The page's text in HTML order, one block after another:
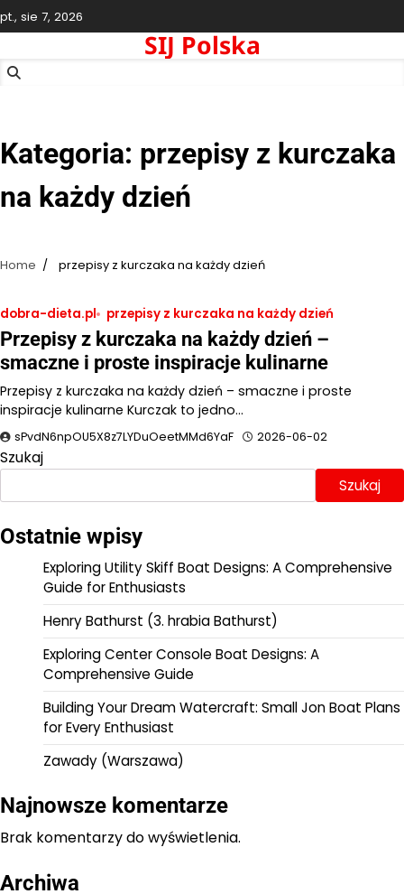
Skip
to
pt., sie 7, 2026
SIJ Polska
Kategoria: przepisy z kurczaka
na każdy dzień
Home przepisy z kurczaka na każdy dzień
dobra-dieta.pl przepisy z kurczaka na każdy dzień
Przepisy z kurczaka na każdy dzień –
smaczne i proste inspiracje kulinarne
Przepisy z kurczaka na każdy dzień – smaczne i proste
inspiracje kulinarne Kurczak to jedno…
sPvdN6npOU5X8z7LYDuOeetMMd6YaF 2026-06-02
Szukaj
Szukaj
Ostatnie wpisy
Exploring Utility Skiff Boat Designs: A Comprehensive
Guide for Enthusiasts
Henry Bathurst (3. hrabia Bathurst)
Exploring Center Console Boat Designs: A
Comprehensive Guide
Building Your Dream Watercraft: Small Jon Boat Plans
for Every Enthusiast
Zawady (Warszawa)
Najnowsze komentarze
Brak komentarzy do wyświetlenia.
Archiwa